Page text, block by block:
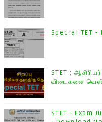
Special TET -
STET :
விடைகளை
STET - Exam